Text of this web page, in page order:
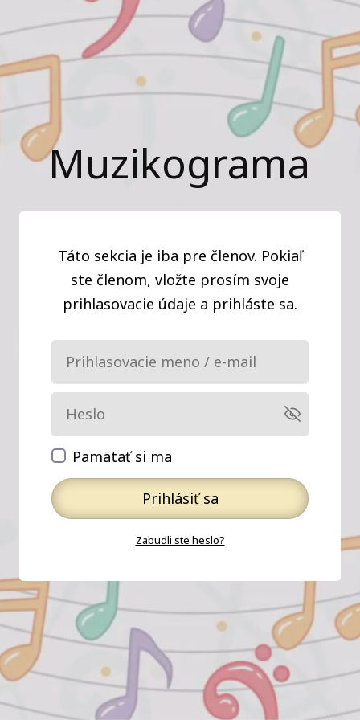
Muzikograma
Táto sekcia je iba pre členov. Pokiaľ
ste členom, vložte prosím svoje
prihlasovacie údaje a prihláste sa.
Pamätať si ma
Prihlásiť sa
Zabudli ste heslo?